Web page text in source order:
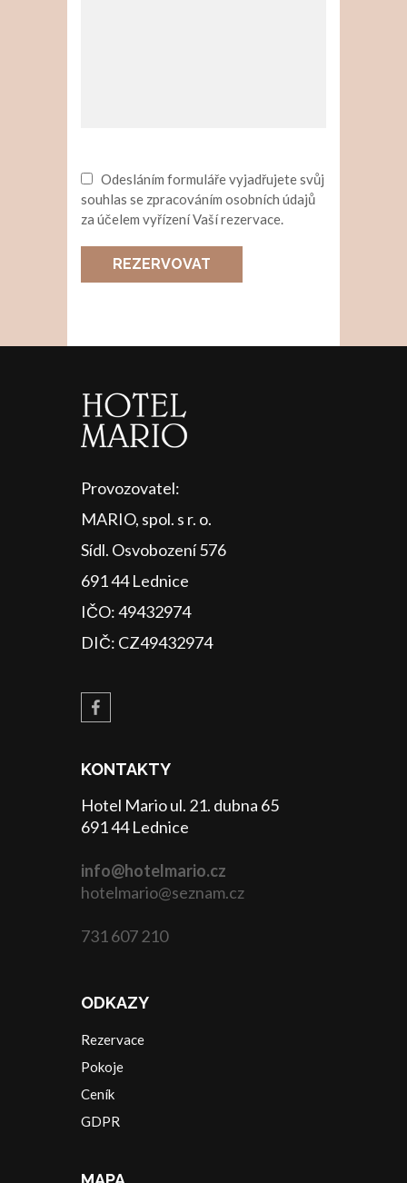
Odesláním formuláře vyjadřujete svůj
souhlas se zpracováním osobních údajů
za účelem vyřízení Vaší rezervace.
REZERVOVAT
Provozovatel:
MARIO, spol. s r. o.
Sídl. Osvobození 576
691 44 Lednice
IČO: 49432974
DIČ: CZ49432974
KONTAKTY
Hotel Mario ul. 21. dubna 65
691 44 Lednice
info@hotelmario.cz
hotelmario@seznam.cz
731 607 210
ODKAZY
Rezervace
Pokoje
Ceník
GDPR